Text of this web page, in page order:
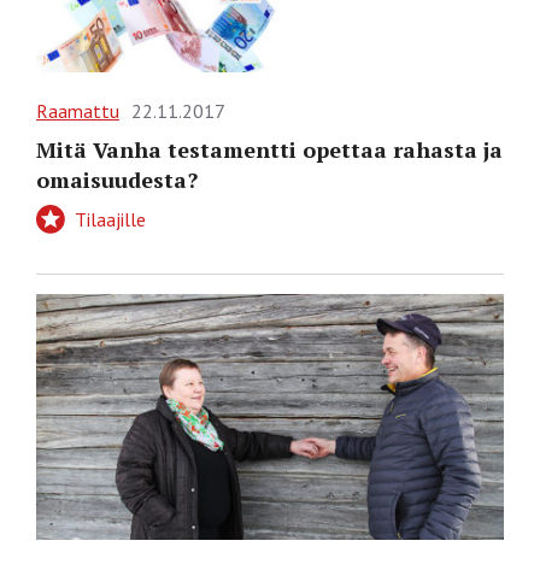
Raamattu 22.11.2017
Mitä Vanha testamentti opettaa rahasta ja
omaisuudesta?
Tilaajille